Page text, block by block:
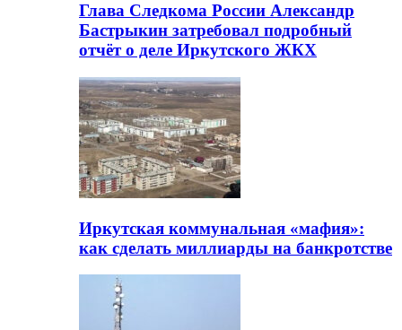
Глава Следкома России Александр
Бастрыкин затребовал подробный
отчёт о деле Иркутского ЖКХ
Иркутская коммунальная «мафия»:
как сделать миллиарды на банкротстве